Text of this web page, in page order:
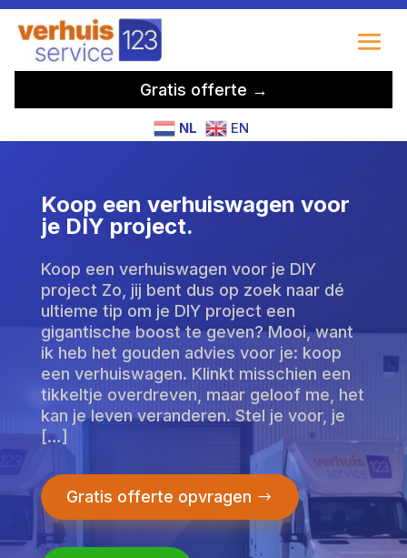
Gratis offerte →
NL EN
Koop een verhuiswagen voor
je DIY project.
Koop een verhuiswagen voor je DIY
project Zo, jij bent dus op zoek naar dé
ultieme tip om je DIY project een
gigantische boost te geven? Mooi, want
ik heb het gouden advies voor je: koop
een verhuiswagen. Klinkt misschien een
tikkeltje overdreven, maar geloof me, het
kan je leven veranderen. Stel je voor, je
[…]
Gratis offerte opvragen